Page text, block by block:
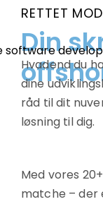
RETTET
Din
Hvadend du
dine
råd til dit
løsning til dig.
Med vores
matche – der